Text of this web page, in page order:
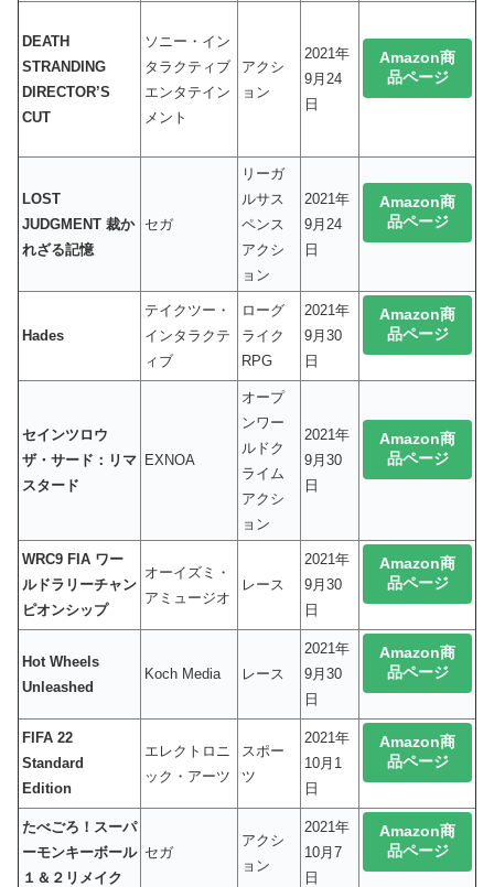
DEATH
STRANDING
DIRECTOR’S
CUT
ソニー・イン
タラクティブ
エンタテイン
メント
アクシ
ョン
2021年
9月24
日
Amazon商
品ページ
LOST
JUDGMENT 裁か
れざる記憶
セガ
リーガ
ルサス
ペンス
アクシ
ョン
2021年
9月24
日
Amazon商
品ページ
Hades
テイクツー・
インタラクテ
ィブ
ローグ
ライク
RPG
2021年
9月30
日
Amazon商
品ページ
セインツロウ
ザ・サード：リマ
スタード
EXNOA
オープ
ンワー
ルドク
ライム
アクシ
ョン
2021年
9月30
日
Amazon商
品ページ
WRC9 FIA ワー
ルドラリーチャン
ピオンシップ
オーイズミ・
アミュージオ
レース
2021年
9月30
日
Amazon商
品ページ
Hot Wheels
Unleashed
Koch Media レース
2021年
9月30
日
Amazon商
品ページ
FIFA 22
Standard
Edition
エレクトロニ
ック・アーツ
スポー
ツ
2021年
10月1
日
Amazon商
品ページ
たべごろ！スーパ
ーモンキーボール
１＆２リメイク
セガ
アクシ
ョン
2021年
10月7
日
Amazon商
品ページ